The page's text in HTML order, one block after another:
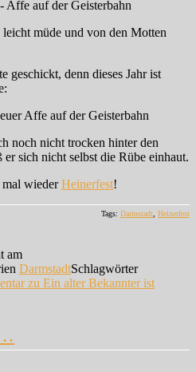
müde und von den Motten
geschickt, denn dieses Jahr ist
noch nicht trocken hinter den
sich nicht selbst die Rübe einhaut.
wiederHeinerfest!
Tags: Darmstadt, Heinerfest
am
DarmstadtSchlagwörter
zu Ein alter Bekannter ist